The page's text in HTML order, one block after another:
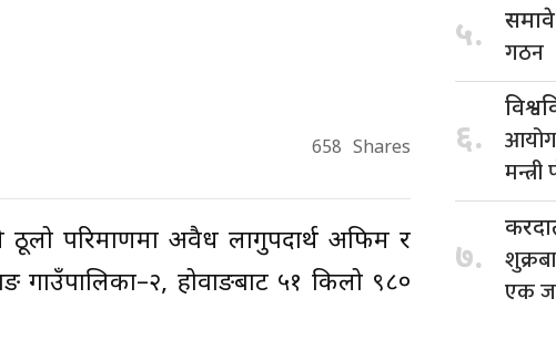
658 Shares
ठूलो परिमाणमा अवैध लागुपदार्थ अफिम र
गाउँपालिका–२, होवाङबाट ५१ किलो ९८०
५.
गठन
६.
७.
एक